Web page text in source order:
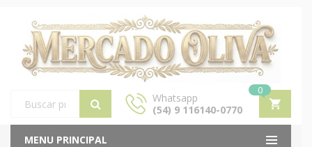
Products
search
Whatsapp
(54) 9 116140-0770
0
MENU PRINCIPAL